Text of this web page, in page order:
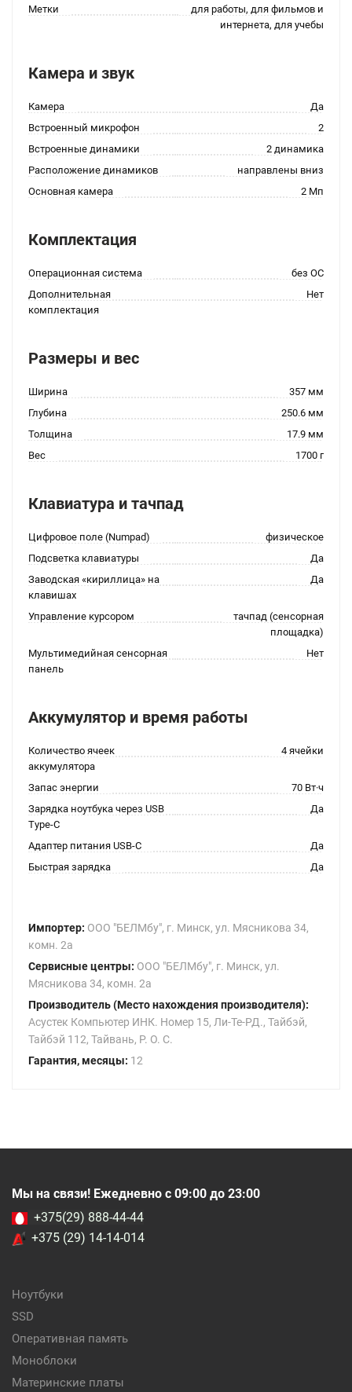
Метки
для работы, для фильмов и
интернета, для учебы
Камера и звук
Камера
Да
Встроенный микрофон
2
Встроенные динамики
2 динамика
Расположение динамиков
направлены вниз
Основная камера
2 Мп
Комплектация
Операционная система
без ОС
Дополнительная
комплектация
Нет
Размеры и вес
Ширина
357 мм
Глубина
250.6 мм
Толщина
17.9 мм
Вес
1700 г
Клавиатура и тачпад
Цифровое поле (Numpad)
физическое
Подсветка клавиатуры
Да
Заводская «кириллица» на
клавишах
Да
Управление курсором
тачпад (сенсорная
площадка)
Мультимедийная сенсорная
панель
Нет
Аккумулятор и время работы
Количество ячеек
аккумулятора
4 ячейки
Запас энергии
70 Вт·ч
Зарядка ноутбука через USB
Type-C
Да
Адаптер питания USB-C
Да
Быстрая зарядка
Да
Импортер: ООО "БЕЛМбу", г. Минск, ул. Мясникова 34,
комн. 2а
Сервисные центры: ООО "БЕЛМбу", г. Минск, ул.
Мясникова 34, комн. 2а
Производитель (Место нахождения производителя):
Асустек Компьютер ИНК. Номер 15, Ли-Те-РД., Тайбэй,
Тайбэй 112, Тайвань, Р. О. С.
Гарантия, месяцы: 12
Мы на связи! Ежедневно с 09:00 до 23:00
+375(29) 888-44-44
+375 (29) 14-14-014
Ноутбуки
SSD
Оперативная память
Моноблоки
Материнские платы